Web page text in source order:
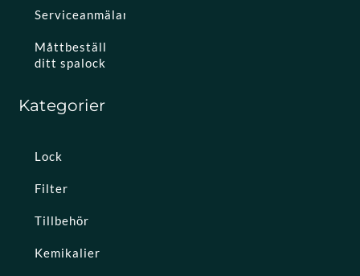
Serviceanmälan
Måttbeställ
ditt spalock
Kategorier
Lock
Filter
Tillbehör
Kemikalier